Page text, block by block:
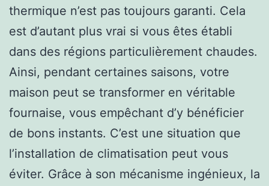
thermique n’est pas toujours garanti. Cela
est d’autant plus vrai si vous êtes établi
dans des régions particulièrement chaudes.
Ainsi, pendant certaines saisons, votre
maison peut se transformer en véritable
fournaise, vous empêchant d’y bénéficier
de bons instants. C’est une situation que
l’installation de climatisation peut vous
éviter. Grâce à son mécanisme ingénieux, la